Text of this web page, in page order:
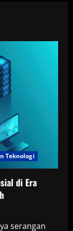
Teknologi
di Era
serangan